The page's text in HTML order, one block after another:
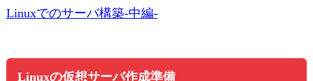
Linuxでのサーバ構築-中編-
Linuxの仮想サーバ作成準備